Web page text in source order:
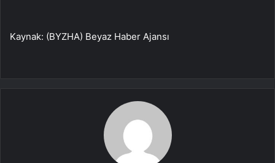
Kaynak: (BYZHA) Beyaz Haber Ajansı